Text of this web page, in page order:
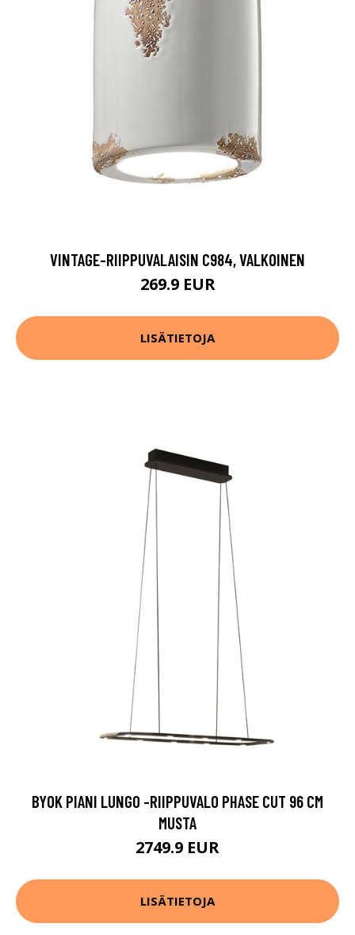
VINTAGE-RIIPPUVALAISIN C984, VALKOINEN
269.9 EUR
LISÄTIETOJA
BYOK PIANI LUNGO -RIIPPUVALO PHASE CUT 96 CM
MUSTA
2749.9 EUR
LISÄTIETOJA